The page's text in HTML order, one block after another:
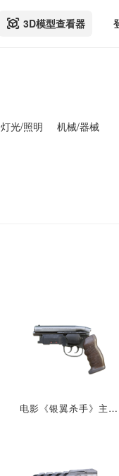
3D模型查看器
灯光/照明 机械/器械
电影《银翼杀手》主角里克·德卡德的配枪